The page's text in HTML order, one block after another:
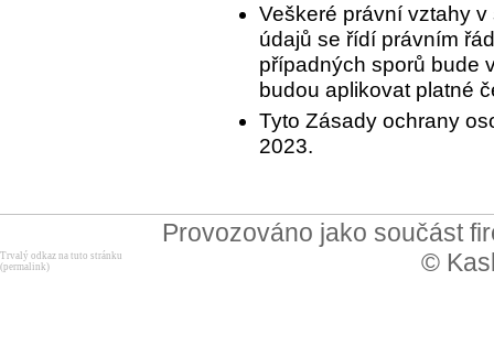
Veškeré právní vztahy
údajů se řídí právním
případných sporů bude
budou aplikovat platné
Tyto Zásady ochrany
2023.
Provozováno jako součást
©
Trvalý odkaz na tuto stránku
(permalink)